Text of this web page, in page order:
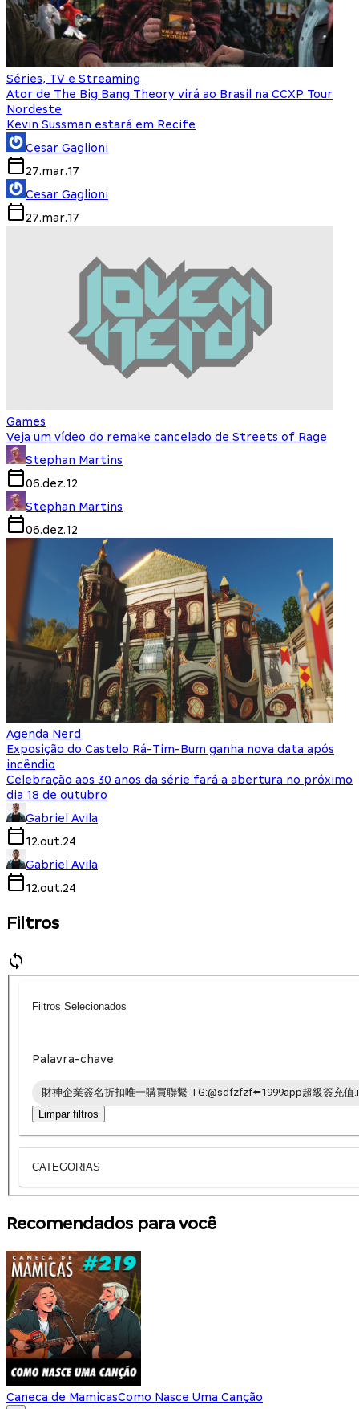
Séries, TV e Streaming
Ator de The Big Bang Theory virá ao Brasil na CCXP Tour
Nordeste
Kevin Sussman estará em Recife
Cesar Gaglioni
27.mar.17
Cesar Gaglioni
27.mar.17
Games
Veja um vídeo do remake cancelado de Streets of Rage
Stephan Martins
06.dez.12
Stephan Martins
06.dez.12
Agenda Nerd
Exposição do Castelo Rá-Tim-Bum ganha nova data após
incêndio
Celebração aos 30 anos da série fará a abertura no próximo
dia 18 de outubro
Gabriel Avila
12.out.24
Gabriel Avila
12.out.24
Filtros
Filtros Selecionados
Palavra-chave
財神企業簽名折扣唯一購買聯繫-TG:@sdfzfzf⬅️1999app超級簽充值
Limpar filtros
CATEGORIAS
Recomendados para você
Caneca de MamicasComo Nasce Uma Canção